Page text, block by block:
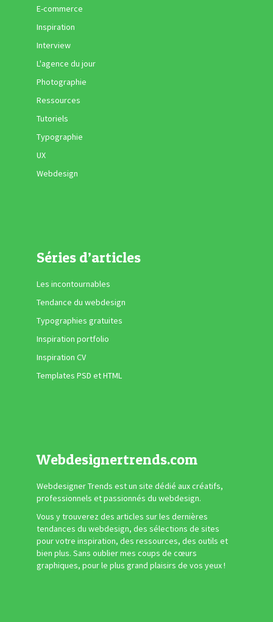
E-commerce
Inspiration
Interview
L'agence du jour
Photographie
Ressources
Tutoriels
Typographie
UX
Webdesign
Séries d’articles
Les incontournables
Tendance du webdesign
Typographies gratuites
Inspiration portfolio
Inspiration CV
Templates PSD et HTML
Webdesignertrends.com
Webdesigner Trends est un site dédié aux créatifs,
professionnels et passionnés du webdesign.
Vous y trouverez des articles sur les dernières
tendances du webdesign, des sélections de sites
pour votre inspiration, des ressources, des outils et
bien plus. Sans oublier mes coups de cœurs
graphiques, pour le plus grand plaisirs de vos yeux !